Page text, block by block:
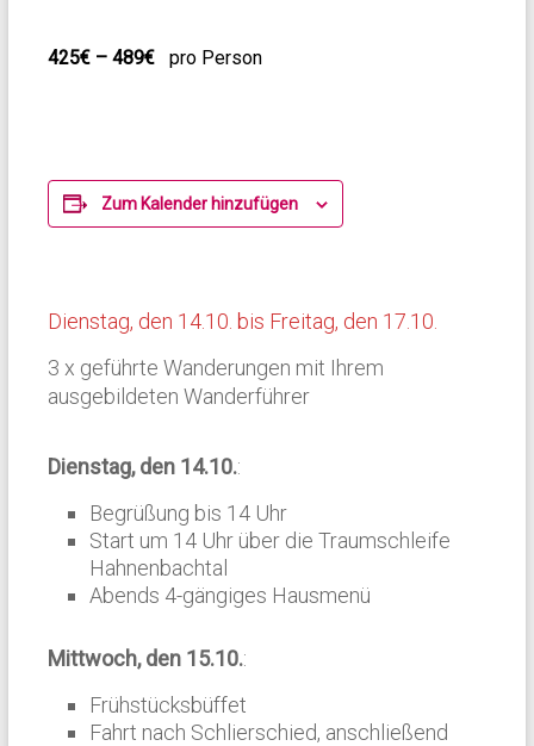
425€ – 489€ pro Person
Zum Kalender hinzufügen
Dienstag, den 14.10. bis Freitag, den 17.10.
3 x geführte Wanderungen mit Ihrem
ausgebildeten Wanderführer
Dienstag, den 14.10.:
Begrüßung bis 14 Uhr
Start um 14 Uhr über die Traumschleife
Hahnenbachtal
Abends 4-gängiges Hausmenü
Mittwoch, den 15.10.:
Frühstücksbüffet
Fahrt nach Schlierschied, anschließend